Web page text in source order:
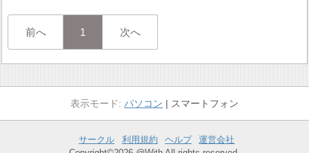
前へ 1 次へ
パソコン スマートフォン
サークル 利用規約 ヘルプ
運営会社